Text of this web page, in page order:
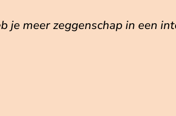
je meer zeggenschap in een